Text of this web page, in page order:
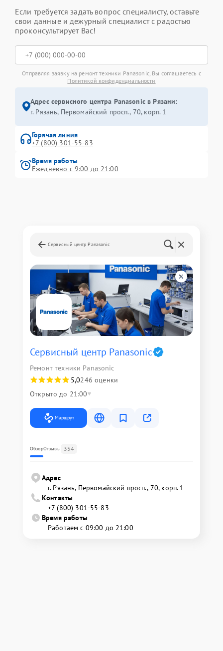
Если требуется задать вопрос специалисту, оставьте
свои данные и дежурный специалист с радостью
проконсультирует Вас!
Отправляя заявку на ремонт техники Panasonic, Вы соглашаетесь с
Политикой конфиденциальности
Адрес сервисного центра Panasonic в Рязани:
г. Рязань, Первомайский просп., 70, корп. 1
Горячая линия
+7 (800) 301-55-83
Время работы
Ежедневно с 9:00 до 21:00
Сервисный центр Panasonic
Сервисный центр Panasonic
Ремонт техники Panasonic
5,0246 оценки
Открыто до 21:00
Маршрут
ОбзорОтзывы 354
Адрес
г. Рязань, Первомайский просп., 70, корп. 1
Контакты
+7 (800) 301-55-83
Время работы
Работаем с 09:00 до 21:00